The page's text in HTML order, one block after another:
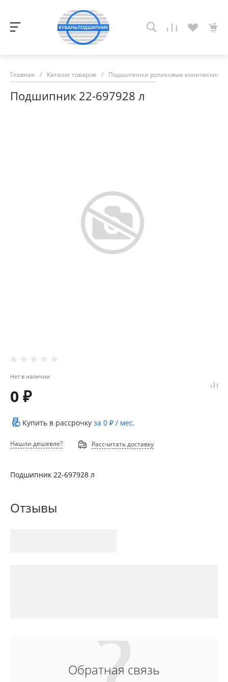
Главная / Каталог товаров / Подшипники роликовые конические
Подшипник 22-697928 л
Нет в наличии
0 ₽
Купить в рассрочку за 0 ₽ / мес.
Нашли дешевле? Рассчитать доставку
Подшипник 22-697928 л
Отзывы
Обратная связь